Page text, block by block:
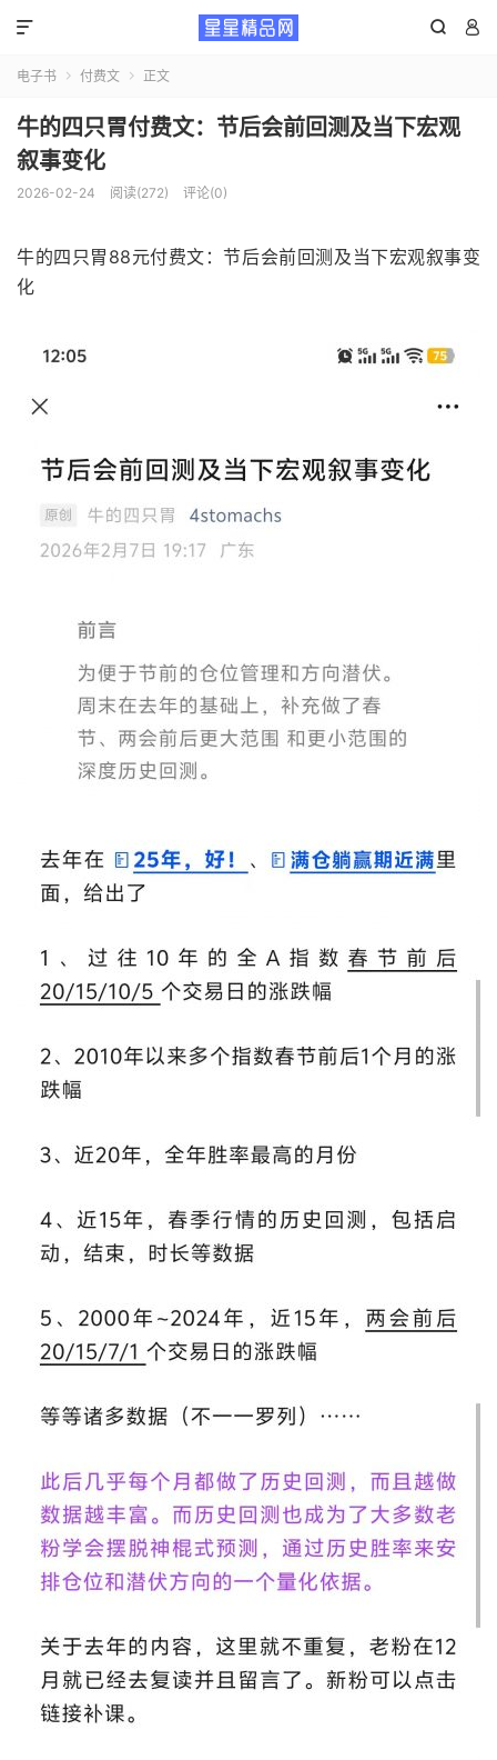
 

电子书  付费文  正文
牛的四只胃付费文：节后会前回测及当下宏观
叙事变化
2026-02-24 阅读(272) 评论(0)
牛的四只胃88元付费文：节后会前回测及当下宏观叙事变
化